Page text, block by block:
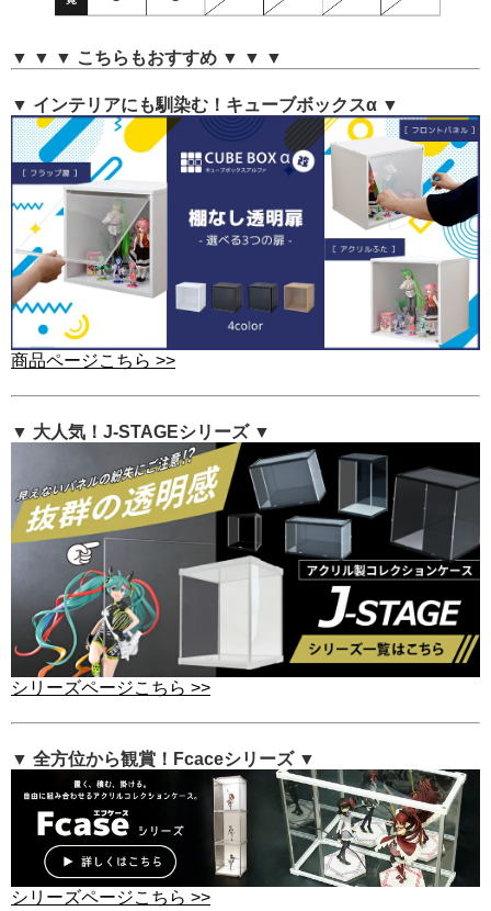
▼ ▼ ▼ こちらもおすすめ ▼ ▼ ▼
▼ インテリアにも馴染む！キューブボックスα ▼
商品ページこちら >>
▼ 大人気！J-STAGEシリーズ ▼
シリーズページこちら >>
▼ 全方位から観賞！Fcaceシリーズ ▼
シリーズページこちら >>